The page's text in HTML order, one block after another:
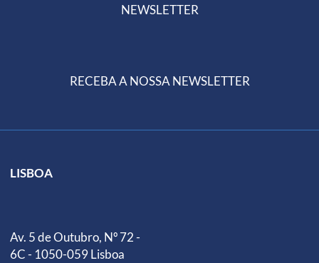
NEWSLETTER
RECEBA A NOSSA NEWSLETTER
LISBOA
Av. 5 de Outubro, Nº 72 -
6C - 1050-059 Lisboa